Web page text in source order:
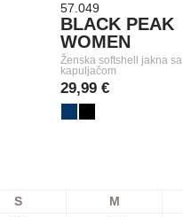
57.049
BLACK PEAK
WOMEN
Ženska softshell jakna sa
kapuljačom
29,99 €
S M